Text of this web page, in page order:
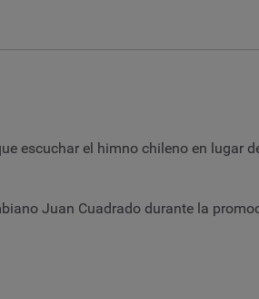
escuchar el himno chileno en lugar
Juan Cuadrado durante la